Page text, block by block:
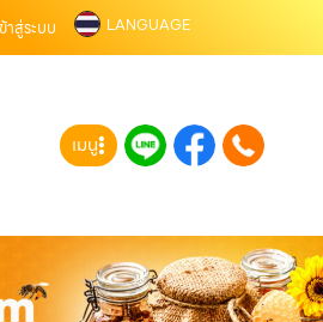
าสู่ระบบ LANGUAGE
เมนู